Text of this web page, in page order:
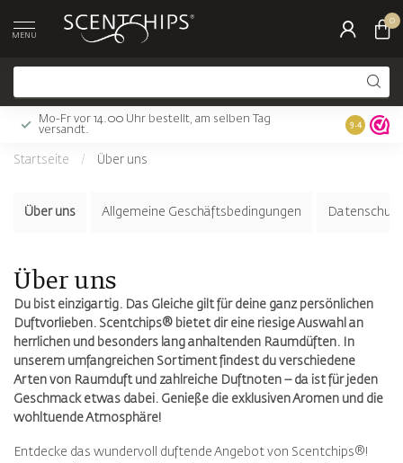
MENU
0
Mo-Fr vor 14.00 Uhr bestellt, am selben Tag
versandt.
Gratis
9.4
Startseite / Über uns
Über uns Allgemeine Geschäftsbedingungen
Über uns
Du bist einzigartig. Das Gleiche gilt für deine ganz persönlichen
Duftvorlieben. Scentchips® bietet dir eine riesige Auswahl an
herrlichen und besonders lang anhaltenden Raumdüften. In
unserem umfangreichen Sortiment findest du verschiedene
Arten von Raumduft und zahlreiche Duftnoten – da ist für jeden
Geschmack etwas dabei. Genieße die exklusiven Aromen und die
wohltuende Atmosphäre!
Entdecke das wundervoll duftende Angebot von Scentchips®!